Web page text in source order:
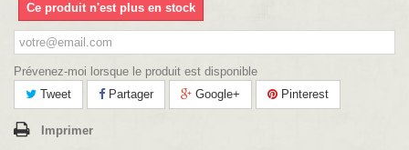
Ce produit n'est plus en stock
Prévenez-moi lorsque le produit est disponible
Tweet
Partager Google+ Pinterest
Imprimer